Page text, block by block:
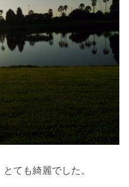
ても綺麗でした。